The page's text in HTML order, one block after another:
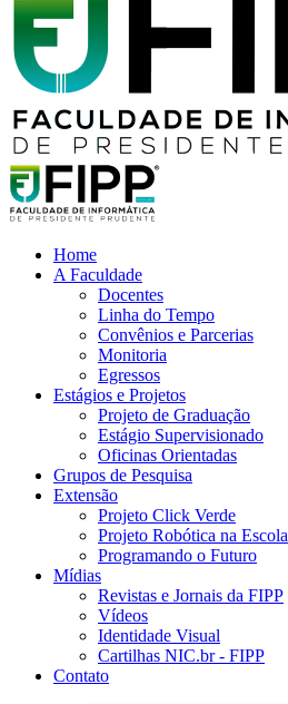
Home
A Faculdade
Docentes
Linha do Tempo
Convênios e Parcerias
Monitoria
Egressos
Estágios e Projetos
Projeto de Graduação
Estágio Supervisionado
Oficinas Orientadas
Grupos de Pesquisa
Extensão
Projeto Click Verde
Projeto Robótica na Escola
Programando o Futuro
Mídias
Revistas e Jornais da FIPP
Vídeos
Identidade Visual
Cartilhas NIC.br - FIPP
Contato